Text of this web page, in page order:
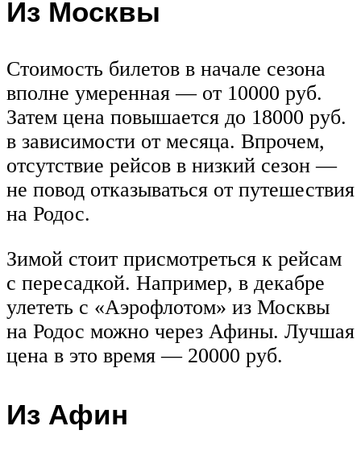
Из Москвы
Стоимость билетов в начале сезона
вполне умеренная — от 10000 руб.
Затем цена повышается до 18000 руб.
в зависимости от месяца. Впрочем,
отсутствие рейсов в низкий сезон —
не повод отказываться от путешествия
на Родос.
Зимой стоит присмотреться к рейсам
с пересадкой. Например, в декабре
улететь с «Аэрофлотом» из Москвы
на Родос можно через Афины. Лучшая
цена в это время — 20000 руб.
Из Афин